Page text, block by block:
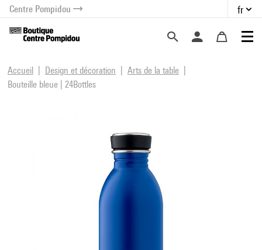
menu
contenu
Centre Pompidou fr
Accueil Design et décoration
Arts de la table
Bouteille bleue | 24Bottles